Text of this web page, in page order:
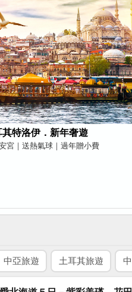
其特洛伊．新年奢遊
宮｜送熱氣球｜過年贈小費
中亞旅遊 土耳其旅遊